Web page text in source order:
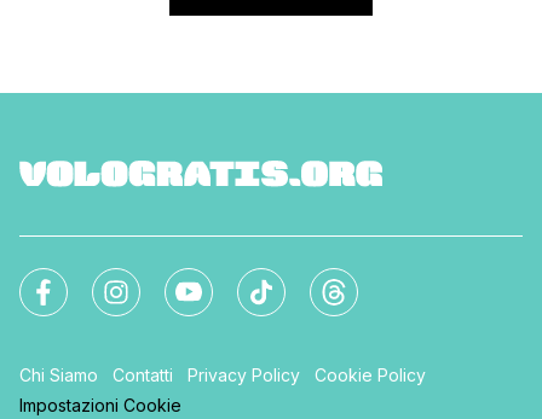
Chi Siamo Contatti Privacy Policy
Cookie Policy
Impostazioni Cookie